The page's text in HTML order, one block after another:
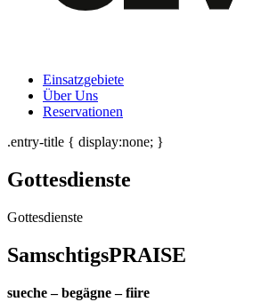
Einsatzgebiete
Über Uns
Reservationen
.entry-title { display:none; }
Gottesdienste
Gottesdienste
SamschtigsPRAISE
sueche–begägne–fiire